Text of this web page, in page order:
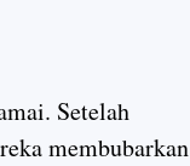
Setelah
membubarkan